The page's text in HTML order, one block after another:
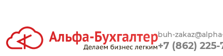
buh-
+7 (862)